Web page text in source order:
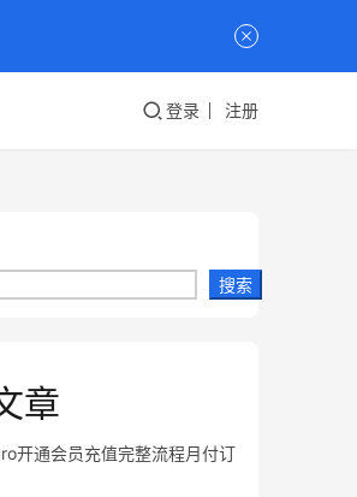
登录 注册
搜索
章
开通会员充值完整流程月付订